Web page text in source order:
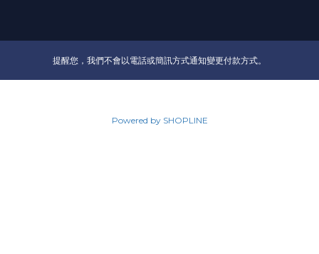
提醒您，我們不會以電話或簡訊方式通知變更付款方式。
Powered by SHOPLINE